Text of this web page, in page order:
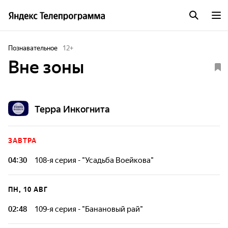
Познавательное 12+
Вне зоны
Терра Инкогнита
ЗАВТРА
04:30 108-я серия - "Усадьба Воейкова"
Мы приглашаем Вас вместе с нами полюбоваться
заодно - познакомиться с довольно любопытными
многим из нас может показаться весьма удивительным!
ПН, 10 АВГ
02:48 109-я серия - "Банановый рай"
Давненько нами овладевало желание сбежать от